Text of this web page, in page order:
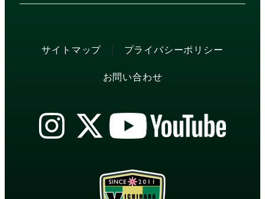
サイトマップ | プライバシーポリシー
お問い合わせ